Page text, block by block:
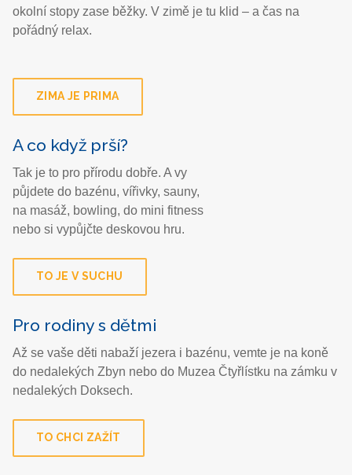
okolní stopy zase běžky. V zimě je tu klid – a čas na
pořádný relax.
ZIMA JE PRIMA
A co když prší?
Tak je to pro přírodu dobře. A vy
půjdete do bazénu, vířivky, sauny,
na masáž, bowling, do mini fitness
nebo si vypůjčte deskovou hru.
TO JE V SUCHU
Pro rodiny s dětmi
Až se vaše děti nabaží jezera i bazénu, vemte je na koně
do nedalekých Zbyn nebo do Muzea Čtyřlístku na zámku v
nedalekých Doksech.
TO CHCI ZAŽÍT